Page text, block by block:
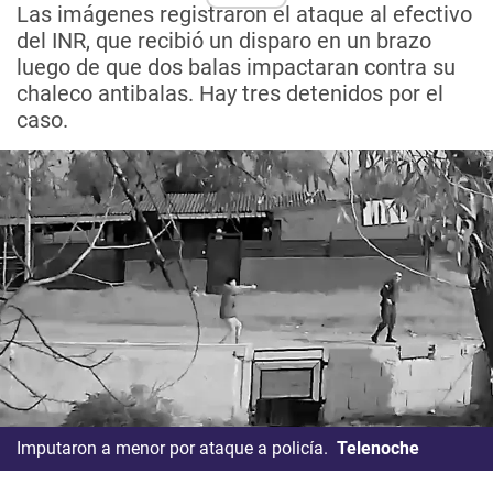
Las imágenes registraron el ataque al efectivo
del INR, que recibió un disparo en un brazo
luego de que dos balas impactaran contra su
chaleco antibalas. Hay tres detenidos por el
caso.
Imputaron a menor por ataque a policía. Telenoche